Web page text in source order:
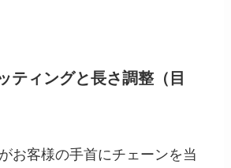
ティングと長さ調整（目
お客様の手首にチェーンを当